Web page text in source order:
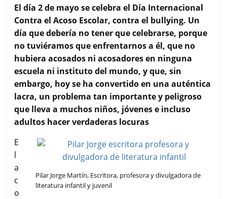
c
e
b
o
o
k
i
t
t
e
r
a
t
s
A
p
p
a
i
l
m
p
a
r
t
i
r
El día 2 de mayo se celebra el Día Internacional
Contra el Acoso Escolar, contra el bullying. Un
día que debería no tener que celebrarse, porque
no tuviéramos que enfrentarnos a él, que no
hubiera acosados ni acosadores en ninguna
escuela ni instituto del mundo, y que, sin
embargo, hoy se ha convertido en una auténtica
lacra, un problema tan importante y peligroso
que lleva a muchos niños, jóvenes e incluso
adultos hacer verdaderas locuras
Pilar Jorge Martín, Escritora, profesora y divulgadora de
literatura infantil y juvenil
E
l
a
c
o